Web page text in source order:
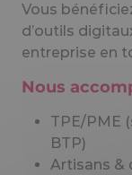
Vous
d’outils
entreprise en
Nous
TPE/PME
BTP)
Artisans &